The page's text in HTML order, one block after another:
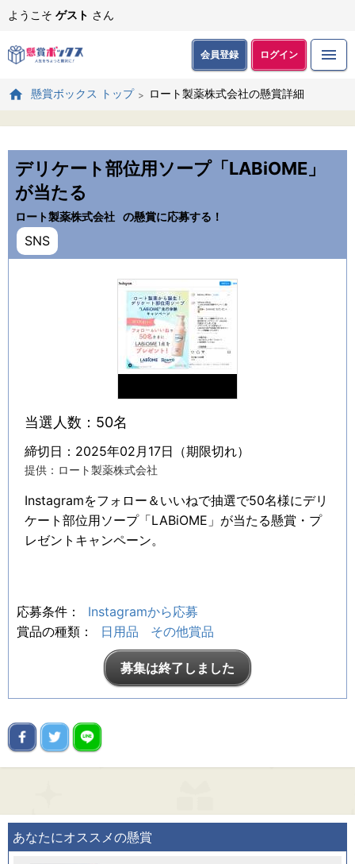
ようこそ ゲスト さん
会員登録 ログイン
懸賞ボックス トップ ロート製薬株式会社の懸賞詳細
デリケート部位用ソープ「LABiOME」
が当たる
ロート製薬株式会社 の懸賞に応募する！
SNS
当選人数：50名
締切日：2025年02月17日（期限切れ）
提供：ロート製薬株式会社
Instagramをフォロー＆いいねで抽選で50名様にデリ
ケート部位用ソープ「LABiOME」が当たる懸賞・プ
レゼントキャンペーン。
応募条件：
Instagramから応募
賞品の種類：
日用品 その他賞品
募集は終了しました
あなたにオススメの懸賞